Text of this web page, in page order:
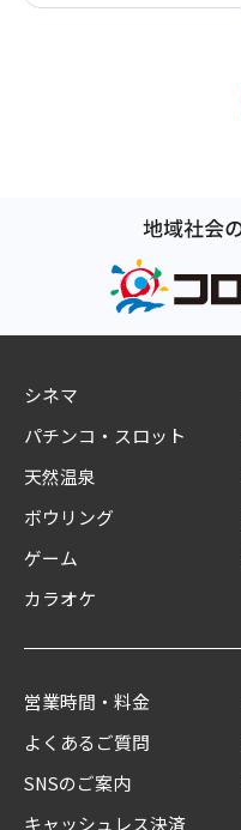
シネマ
パチンコ・スロット
天然温泉
ボウリング
ゲーム
カラオケ
営業時間・料金
よくあるご質問
SNSのご案内
キャッシュレス決済